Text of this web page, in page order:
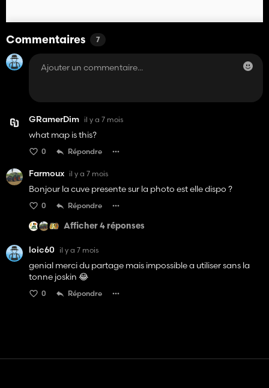
Commentaires 7
GRamerDim il y a 7 mois
what map is this?
0 Répondre
Farmoux il y a 7 mois
Bonjour la cuve presente sur la photo est elle dispo ?
0 Répondre
Afficher 4 réponses
loic60 il y a 7 mois
genial merci du partage mais impossible a utiliser sans la
tonne joskin 😂
0 Répondre